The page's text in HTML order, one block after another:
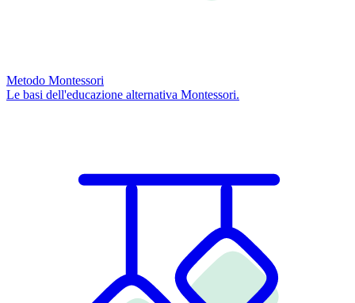
Metodo Montessori
Le basi dell'educazione alternativa Montessori.